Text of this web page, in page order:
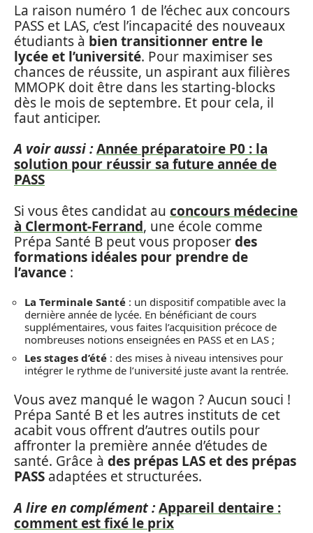
La raison numéro 1 de l’échec aux concours
PASS et LAS, c’est l’incapacité des nouveaux
étudiants à bien transitionner entre le
lycée et l’université. Pour maximiser ses
chances de réussite, un aspirant aux filières
MMOPK doit être dans les starting-blocks
dès le mois de septembre. Et pour cela, il
faut anticiper.
A voir aussi :Année préparatoire P0 : la
solution pour réussir sa future année de
PASS
Si vous êtes candidat au concours médecine
à Clermont-Ferrand, une école comme
Prépa Santé B peut vous proposerdes
formations idéales pour prendre de
l’avance :
La Terminale Santé : un dispositif compatible avec la
dernière année de lycée. En bénéficiant de cours
supplémentaires, vous faites l’acquisition précoce de
nombreuses notions enseignées en PASS et en LAS ;
Les stages d’été : des mises à niveau intensives pour
intégrer le rythme de l’université juste avant la rentrée.
Vous avez manqué le wagon ? Aucun souci !
Prépa Santé B et les autres instituts de cet
acabit vous offrent d’autres outils pour
affronter la première année d’études de
santé. Grâce à des prépas LAS et des prépas
PASS adaptées et structurées.
A lire en complément :Appareil dentaire :
comment est fixé le prix